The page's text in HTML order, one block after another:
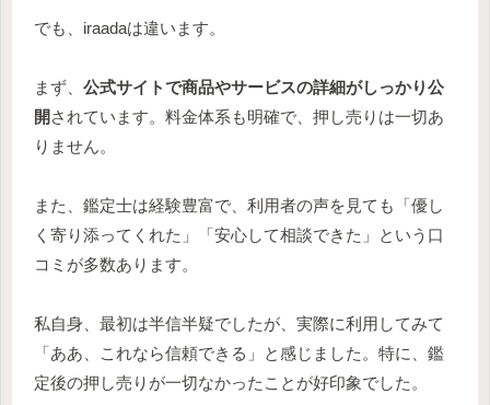
でも、iraadaは違います。
まず、 公式サイトで商品やサービスの詳細がしっかり公
開 されています。料金体系も明確で、押し売りは一切あ
りません。
また、鑑定士は経験豊富で、利用者の声を見ても「優し
く寄り添ってくれた」「安心して相談できた」という口
コミが多数あります。
私自身、最初は半信半疑でしたが、実際に利用してみて
「ああ、これなら信頼できる」と感じました。特に、鑑
定後の押し売りが一切なかったことが好印象でした。